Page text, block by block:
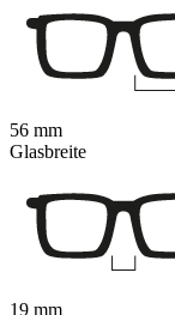
56 mm
Glasbreite
19 mm